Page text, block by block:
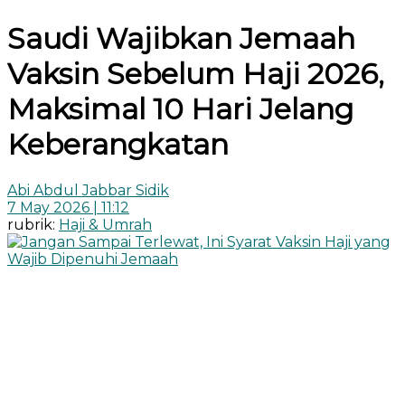
Saudi Wajibkan Jemaah
Vaksin Sebelum Haji 2026,
Maksimal 10 Hari Jelang
Keberangkatan
Abi Abdul Jabbar Sidik
7 May 2026 | 11:12
rubrik: Haji & Umrah